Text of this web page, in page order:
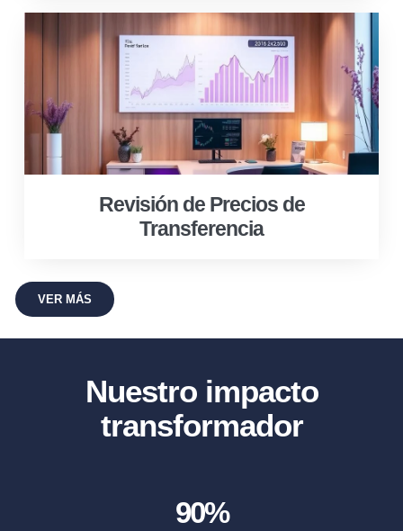
Revisión de Precios de
Transferencia
VER MÁS
Nuestro impacto
transformador
90%